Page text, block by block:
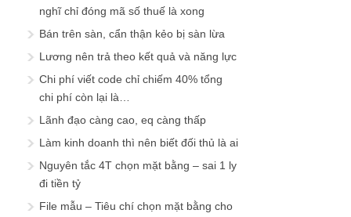
nghĩ chỉ đóng mã số thuế là xong
Bán trên sàn, cẩn thận kẻo bị sàn lừa
Lương nên trả theo kết quả và năng lực
Chi phí viết code chỉ chiếm 40% tổng
chi phí còn lại là…
Lãnh đạo càng cao, eq càng thấp
Làm kinh doanh thì nên biết đối thủ là ai
Nguyên tắc 4T chọn mặt bằng – sai 1 ly
đi tiền tỷ
File mẫu – Tiêu chí chọn mặt bằng cho